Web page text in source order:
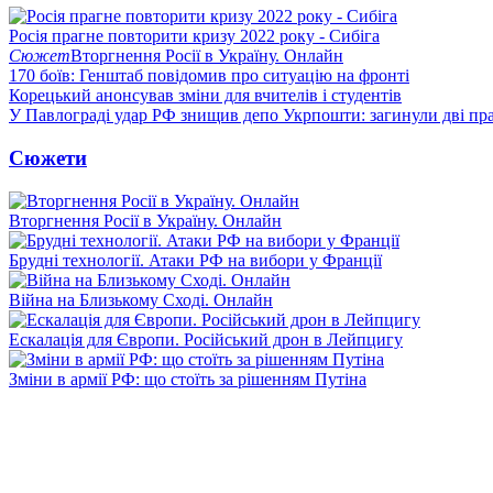
Росія прагне повторити кризу 2022 року - Сибіга
СюжетВторгнення Росії в Україну. Онлайн
170 боїв: Генштаб повідомив про ситуацію на фронті
Корецький анонсував зміни для вчителів і студентів
У Павлограді удар РФ знищив депо Укрпошти: загинули дві
Сюжети
Вторгнення Росії в Україну. Онлайн
Брудні технології. Атаки РФ на вибори у Франції
Війна на Близькому Сході. Онлайн
Ескалація для Європи. Російський дрон в Лейпцигу
Зміни в армії РФ: що стоїть за рішенням Путіна